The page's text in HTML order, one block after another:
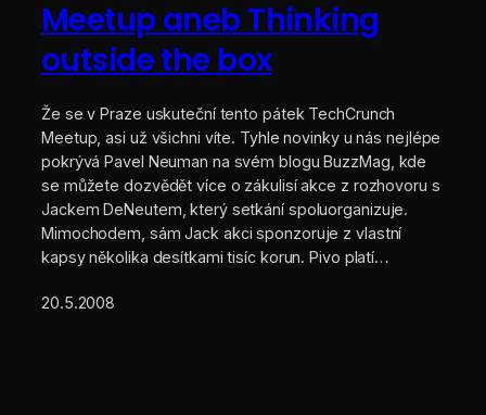
Meetup aneb Thinking
outside the box
Že se v Praze uskuteční tento pátek TechCrunch
Meetup, asi už všichni víte. Tyhle novinky u nás nejlépe
pokrývá Pavel Neuman na svém blogu BuzzMag, kde
se můžete dozvědět více o zákulisí akce z rozhovoru s
Jackem DeNeutem, který setkání spoluorganizuje.
Mimochodem, sám Jack akci sponzoruje z vlastní
kapsy několika desítkami tisíc korun. Pivo platí…
20.5.2008